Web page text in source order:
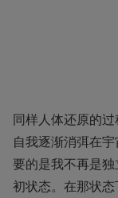
同样人体还原的
自我逐渐消弭在
要的是我不再是
初状态。在那状